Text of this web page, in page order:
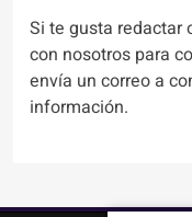
Si te gusta redactar
con nosotros para
envía un correo a
información.